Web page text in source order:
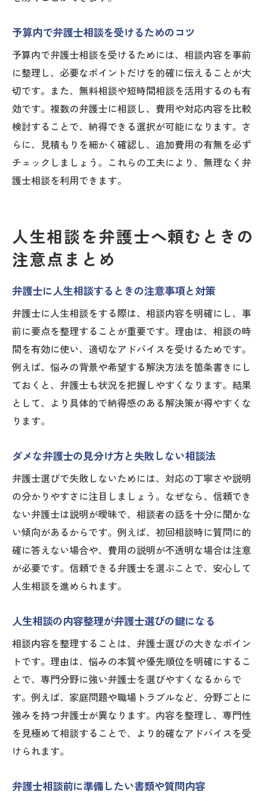
予算内で弁護士相談を受けるためのコツ
予算内で弁護士相談を受けるためには、相談内容を事前
に整理し、必要なポイントだけを的確に伝えることが大
切です。また、無料相談や短時間相談を活用するのも有
効です。複数の弁護士に相談し、費用や対応内容を比較
検討することで、納得できる選択が可能になります。さ
らに、見積もりを細かく確認し、追加費用の有無を必ず
チェックしましょう。これらの工夫により、無理なく弁
護士相談を利用できます。
人生相談を弁護士へ頼むときの
注意点まとめ
弁護士に人生相談するときの注意事項と対策
弁護士に人生相談をする際は、相談内容を明確にし、事
前に要点を整理することが重要です。理由は、相談の時
間を有効に使い、適切なアドバイスを受けるためです。
例えば、悩みの背景や希望する解決方法を箇条書きにし
ておくと、弁護士も状況を把握しやすくなります。結果
として、より具体的で納得感のある解決策が得やすくな
ります。
ダメな弁護士の見分け方と失敗しない相談法
弁護士選びで失敗しないためには、対応の丁寧さや説明
の分かりやすさに注目しましょう。なぜなら、信頼でき
ない弁護士は説明が曖昧で、相談者の話を十分に聞かな
い傾向があるからです。例えば、初回相談時に質問に的
確に答えない場合や、費用の説明が不透明な場合は注意
が必要です。信頼できる弁護士を選ぶことで、安心して
人生相談を進められます。
人生相談の内容整理が弁護士選びの鍵になる
相談内容を整理することは、弁護士選びの大きなポイン
トです。理由は、悩みの本質や優先順位を明確にするこ
とで、専門分野に強い弁護士を選びやすくなるからで
す。例えば、家庭問題や職場トラブルなど、分野ごとに
強みを持つ弁護士が異なります。内容を整理し、専門性
を見極めて相談することで、より的確なアドバイスを受
けられます。
弁護士相談前に準備したい書類や質問内容